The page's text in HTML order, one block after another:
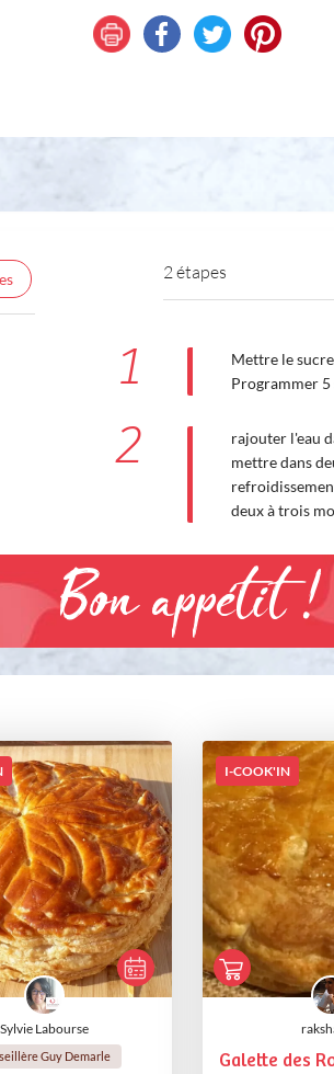
2 étapes
1
Mettre le
Programmer
2
rajouter l'eau
mettre dans
deux à trois
Bon appétit !
Sylvie Labourse
Guy Demarle
I-COOK'IN
Galette des